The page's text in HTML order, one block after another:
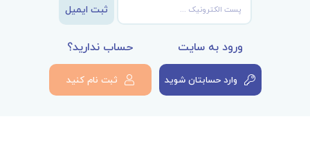
ثبت ایمیل
ورود به سایت
وارد حسابتان شوید
حساب ندارید؟
ثبت نام کنید